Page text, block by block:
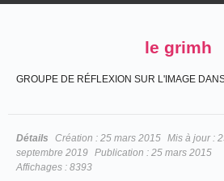
le grimh
GROUPE DE RÉFLEXION SUR L'IMAGE
Détails Création : 25 mars 2015 Mis à jour :
septembre 2019 Publication : 25 mars 2015
Affichages : 8393